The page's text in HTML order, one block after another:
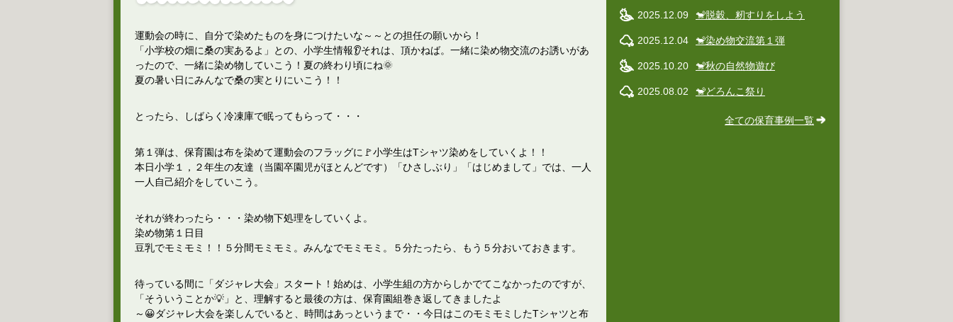
運動会の時に、自分で染めたものを身につけたいな～～との担任の願いから！
「小学校の畑に桑の実あるよ」との、小学生情報👂それは、頂かねば。一緒に染め物交流のお誘いがあ
ったので、一緒に染め物していこう！夏の終わり頃にね🌞
夏の暑い日にみんなで桑の実とりにいこう！！
とったら、しばらく冷凍庫で眠ってもらって・・・
第１弾は、保育園は布を染めて運動会のフラッグに🚩小学生はTシャツ染めをしていくよ！！
本日小学１，２年生の友達（当園卒園児がほとんどです）「ひさしぶり」「はじめまして」では、一人
一人自己紹介をしていこう。
それが終わったら・・・染め物下処理をしていくよ。
染め物第１日目
豆乳でモミモミ！！５分間モミモミ。みんなでモミモミ。５分たったら、もう５分おいておきます。
待っている間に「ダジャレ大会」スタート！始めは、小学生組の方からしかでてこなかったのですが、
「そういうことか💡」と、理解すると最後の方は、保育園組巻き返してきましたよ
～😀ダジャレ大会を楽しんでいると、時間はあっというまで・・今日はこのモミモミしたTシャツと布
2025.12.09 🐒脱穀、籾すりをしよう
2025.12.04 🐒染め物交流第１弾
2025.10.20 🐒秋の自然物遊び
2025.08.02 🐒どろんこ祭り
全ての保育事例一覧